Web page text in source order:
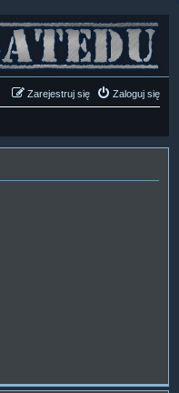
Zaloguj się
Zarejestruj się